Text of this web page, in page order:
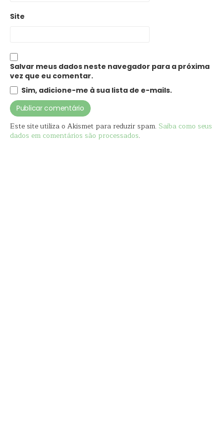
Site
Salvar meus dados neste navegador para a próxima
vez que eu comentar.
Sim, adicione-me à sua lista de e-mails.
Este site utiliza o Akismet para reduzir spam. Saiba como seus
dados em comentários são processados.